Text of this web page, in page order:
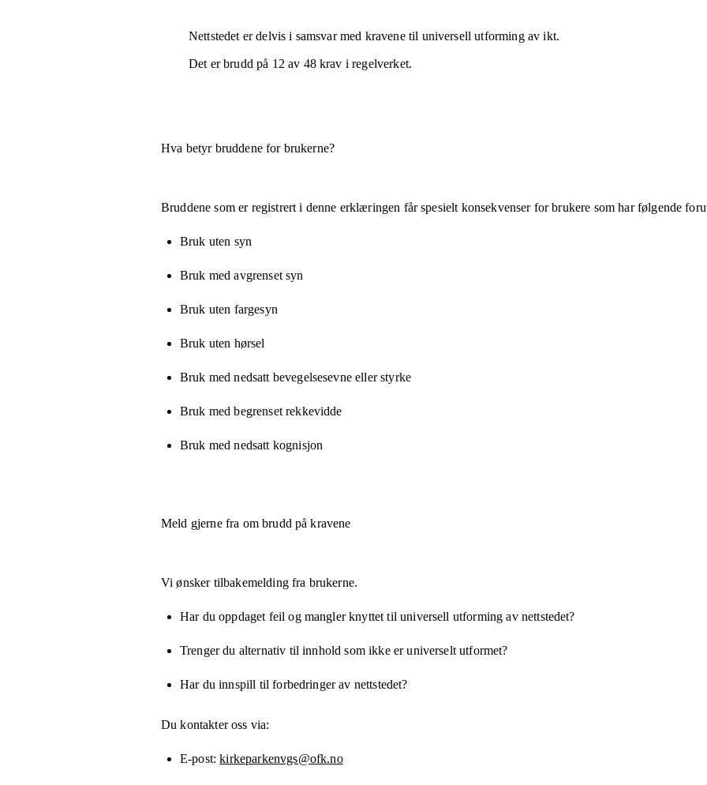
Nettstedet erdelvis i samsvarmed kravene til universell utforming av ikt.
Det er brudd på 12 av 48krav i regelverket.
Hva betyr bruddene for brukerne?
Bruddene som er registrert i denne erklæringen får spesielt konsekvenser for brukere som har følgende
Bruk uten syn
Bruk med avgrenset syn
Bruk uten fargesyn
Bruk uten hørsel
Bruk med nedsatt bevegelsesevne eller styrke
Bruk med begrenset rekkevidde
Bruk med nedsatt kognisjon
Meld gjerne fra om brudd på kravene
Vi ønsker tilbakemelding fra brukerne.
Har du oppdaget feil og mangler knyttet til universell utforming av nettstedet?
Trenger du alternativ til innhold som ikke er universelt utformet?
Har du innspill til forbedringer av nettstedet?
Du kontakter oss via:
E-post kirkeparkenvgs@ofk.no